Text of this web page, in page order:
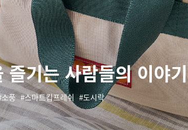
기는 사람들의 이야기
소풍 스마트킵프레쉬 도시락